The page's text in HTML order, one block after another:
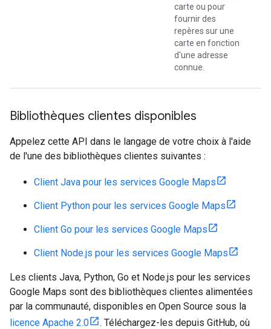
carte ou pour
fournir des
repères sur une
carte en fonction
d'une adresse
connue.
Bibliothèques clientes disponibles
Appelez cette API dans le langage de votre choix à l'aide
de l'une des bibliothèques clientes suivantes :
Client Java pour les services Google Maps
Client Python pour les services Google Maps
Client Go pour les services Google Maps
Client Node.js pour les services Google Maps
Les clients Java, Python, Go et Node.js pour les services
Google Maps sont des bibliothèques clientes alimentées
par la communauté, disponibles en Open Source sous la
licence Apache 2.0
. Téléchargez-les depuis GitHub, où